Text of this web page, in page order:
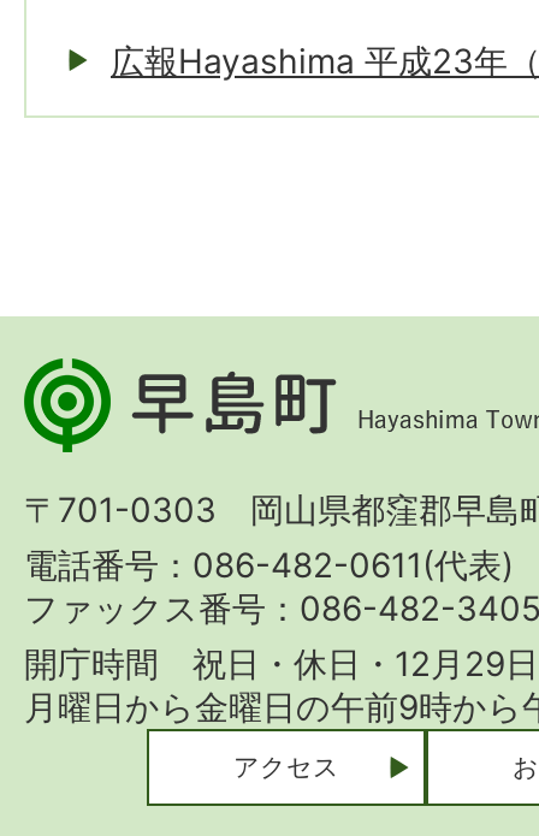
広報Hayashima 平成23年
早
島
Hayashima
Town
〒701-0303 岡山県都窪郡早島
電話番号：086-482-0611(代表)
ファックス番号：086-482-
開庁時間 祝日・休日・12月29
月曜日から金曜日の午前9時か
アクセス